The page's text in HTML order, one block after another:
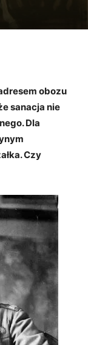
obozu
sanacja nie
Dla
Czy